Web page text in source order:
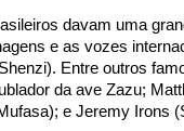
davam uma
e as vozes
Entre outros
da ave Zazu;
e Jeremy Irons